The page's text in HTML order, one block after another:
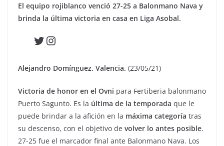
El equipo rojiblanco venció 27-25 a Balonmano Nava y
brinda la última victoria en casa en Liga Asobal.
Twitter
Instagram
Alejandro Domínguez. Valencia. (23/05/21)
Victoria de honor en el Ovni para Fertiberia balonmano
Puerto Sagunto. Es la última de la temporada que le
puede brindar a la afición en la máxima categoría tras
su descenso, con el objetivo de volver lo antes posible.
27-25 fue el marcador final ante Balonmano Nava. Los